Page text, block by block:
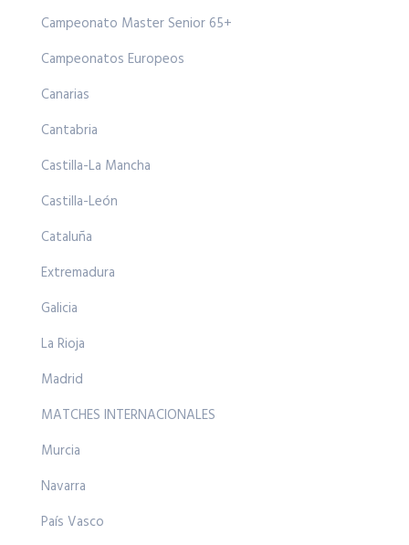
Campeonato Master Senior 65+
Campeonatos Europeos
Canarias
Cantabria
Castilla-La Mancha
Castilla-León
Cataluña
Extremadura
Galicia
La Rioja
Madrid
MATCHES INTERNACIONALES
Murcia
Navarra
País Vasco